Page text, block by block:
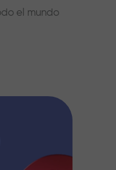
el mundo